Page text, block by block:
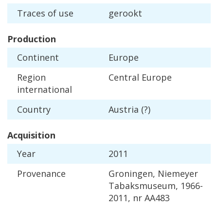
Traces of use gerookt
Production
Continent
Europe
Region
international
Central Europe
Country Austria (?)
Acquisition
Year
2011
Provenance
Groningen, Niemeyer
Tabaksmuseum, 1966-
2011, nr AA483